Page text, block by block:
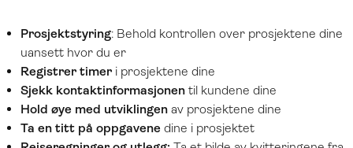
Prosjektstyring: Behold kontrollen over prosjektene dine
uansett hvor du er
Registrer timer i prosjektene dine
Sjekk kontaktinformasjonen til kundene dine
Hold øye med utviklingen av prosjektene dine
Ta en titt på oppgavene dine i prosjektet